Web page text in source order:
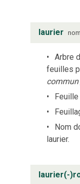
laurier nom
Arbre
feuilles
commun
Nom
laurier.
laurier(-